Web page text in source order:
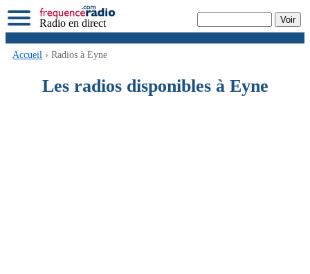
Radio en direct
Accueil › Radios à Eyne
Les radios disponibles à Eyne